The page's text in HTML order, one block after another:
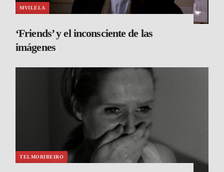
MVILELA
‘Friends’ y el inconsciente de las
imágenes
TELMORIBEIRO